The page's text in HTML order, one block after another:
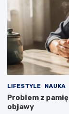
LIFESTYLE NAUKA
Problem z
objawy